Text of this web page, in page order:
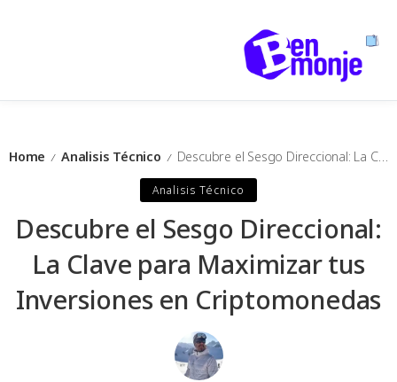
Home / Analisis Técnico / Descubre el Sesgo Direccional: La Clave para Maximizar tus Inversiones en Criptomonedas
Analisis Técnico
Descubre el Sesgo Direccional:
La Clave para Maximizar tus
Inversiones en Criptomonedas